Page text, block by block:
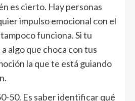
es cierto. Hay personas
impulso emocional con el
tampoco funciona. Si tu
algo que choca con tus
la que te está guiando
50. Es saber identificar qué